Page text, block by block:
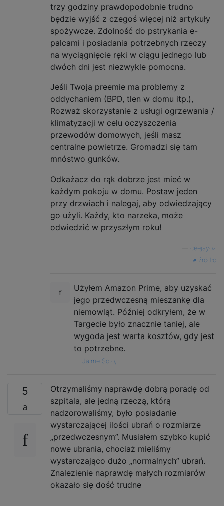
trzy godziny prawdopodobnie trudno
będzie wyjść z czegoś więcej niż artykuły
spożywcze. Zdolność do pstrykania e-
palcami i posiadania potrzebnych rzeczy
na wyciągnięcie ręki w ciągu jednego lub
dwóch dni jest niezwykle pomocna.
Jeśli Twoja preemie ma problemy z
oddychaniem (BPD, tlen w domu itp.),
Rozważ skorzystanie z usługi ogrzewania /
klimatyzacji w celu oczyszczenia
przewodów domowych, jeśli masz
centralne powietrze. Gromadzi się tam
mnóstwo gunków.
Odkażacz do rąk dobrze jest mieć w
każdym pokoju w domu. Postaw jeden
przy drzwiach i nalegaj, aby odwiedzający
go użyli. Każdy, kto narzeka, może
odwiedzić w przyszłym roku!
ceejayoz
źródło
Użyłem Amazon Prime, aby uzyskać
jego przedwczesną mieszankę dla
niemowląt. Później odkryłem, że w
Targecie było znacznie taniej, ale
wygoda jest warta kosztów, gdy jest
to potrzebne.
Jaime Soto,
5
Otrzymaliśmy naprawdę dobrą poradę od
szpitala, ale jedną rzeczą, którą
nadzorowaliśmy, było posiadanie
wystarczającej ilości ubrań o rozmiarze
„przedwczesnym”. Musiałem szybko kupić
nowe ubrania, chociaż mieliśmy
wystarczająco dużo „normalnych” ubrań.
Znalezienie naprawdę małych rozmiarów
okazało się dość trudne